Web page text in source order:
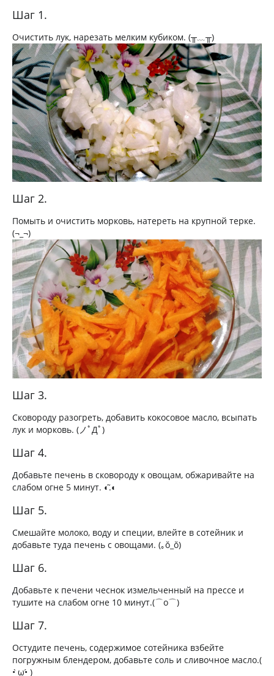
Шаг 1.
Очистить лук, нарезать мелким кубиком. (╥﹏╥)
Шаг 2.
Помыть и очистить морковь, натереть на крупной терке.
(¬_¬)
Шаг 3.
Сковороду разогреть, добавить кокосовое масло, всыпать
лук и морковь. (ノﾟДﾟ)
Шаг 4.
Добавьте печень в сковороду к овощам, обжаривайте на
слабом огне 5 минут. ◐.̃◐
Шаг 5.
Смешайте молоко, воду и специи, влейте в сотейник и
добавьте туда печень с овощами. (｡ŏ_ŏ)
Шаг 6.
Добавьте к печени чеснок измельченный на прессе и
тушите на слабом огне 10 минут.(⌒o⌒)
Шаг 7.
Остудите печень, содержимое сотейника взбейте
погружным блендером, добавьте соль и сливочное масло.(
• ̀ω•́ )